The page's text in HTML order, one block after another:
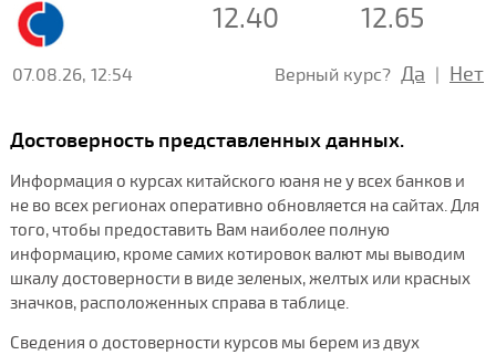
12.40 12.65
07.08.26, 12:54 Верный курс? Да | Нет
Достоверность представленных данных.
Информация о курсах китайского юаня не у всех банков и
не во всех регионах оперативно обновляется на сайтах. Для
того, чтобы предоставить Вам наиболее полную
информацию, кроме самих котировок валют мы выводим
шкалу достоверности в виде зеленых, желтых или красных
значков, расположенных справа в таблице.
Сведения о достоверности курсов мы берем из двух